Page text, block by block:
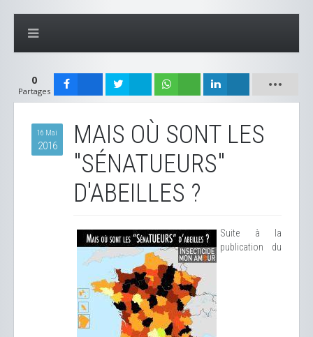
0
Partages
16 Mai
2016
MAIS OÙ SONT LES
"SÉNATUEURS"
D'ABEILLES ?
Suite à la
publication du